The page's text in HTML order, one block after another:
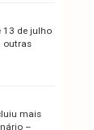
13 de julho
outras
mais
–